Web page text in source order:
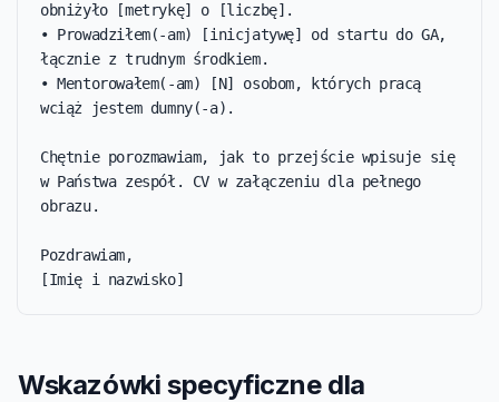
obniżyło [metrykę] o [liczbę].
• Prowadziłem(-am) [inicjatywę] od startu do GA,
łącznie z trudnym środkiem.
• Mentorowałem(-am) [N] osobom, których pracą
wciąż jestem dumny(-a).
Chętnie porozmawiam, jak to przejście wpisuje się
w Państwa zespół. CV w załączeniu dla pełnego
obrazu.
Pozdrawiam,
[Imię i nazwisko]
Wskazówki specyficzne dla